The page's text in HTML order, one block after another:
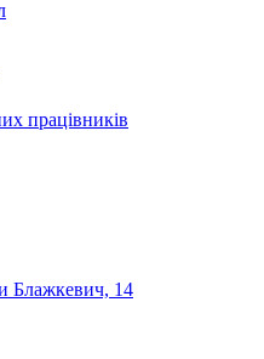
працівників
Блажкевич, 14